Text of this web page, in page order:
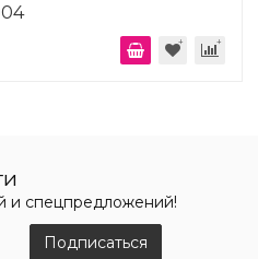
и спецпредложений!
Подписаться